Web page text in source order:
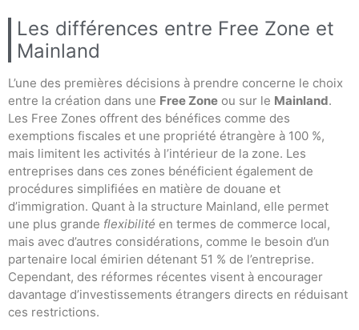
Les différences entre Free Zone et
Mainland
L’une des premières décisions à prendre concerne le choix
entre la création dans une Free Zone ou sur le Mainland.
Les Free Zones offrent des bénéfices comme des
exemptions fiscales et une propriété étrangère à 100 %,
mais limitent les activités à l’intérieur de la zone. Les
entreprises dans ces zones bénéficient également de
procédures simplifiées en matière de douane et
d’immigration. Quant à la structure Mainland, elle permet
une plus grande flexibilité en termes de commerce local,
mais avec d’autres considérations, comme le besoin d’un
partenaire local émirien détenant 51 % de l’entreprise.
Cependant, des réformes récentes visent à encourager
davantage d’investissements étrangers directs en réduisant
ces restrictions.